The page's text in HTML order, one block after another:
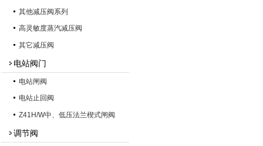
其他减压阀系列
高灵敏度蒸汽减压阀
其它减压阀
电站阀门
电站闸阀
电站止回阀
Z41H/W中、低压法兰楔式闸阀
调节阀